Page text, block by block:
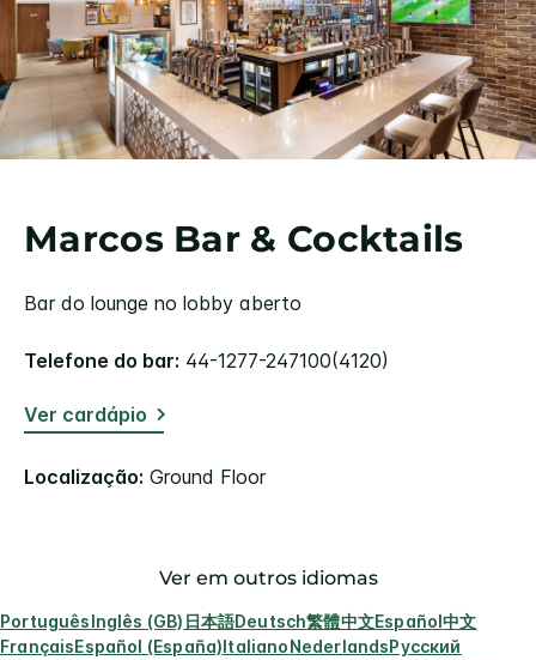
Marcos Bar & Cocktails
Bar do lounge no lobby aberto
Telefone do bar: 44-1277-247100(4120)
Ver cardápio
Localização: Ground Floor
Ver em outros idiomas
PortuguêsInglês (GB) 日本語Deutsch繁體中文Español中文
FrançaisEspañol (España)ItalianoNederlandsРусский